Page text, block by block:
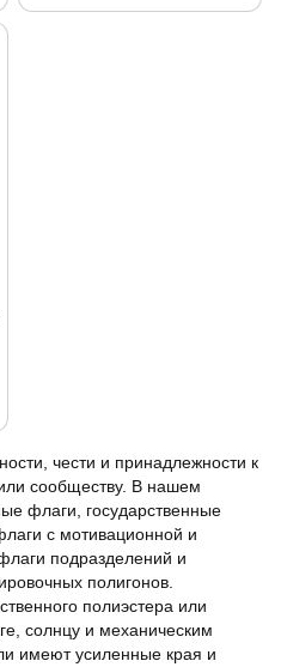
чести и принадлежности к
сообществу. В нашем
флаги, государственные
с мотивационной и
подразделений и
полигонов.
полиэстера или
солнцу и механическим
имеют усиленные края и